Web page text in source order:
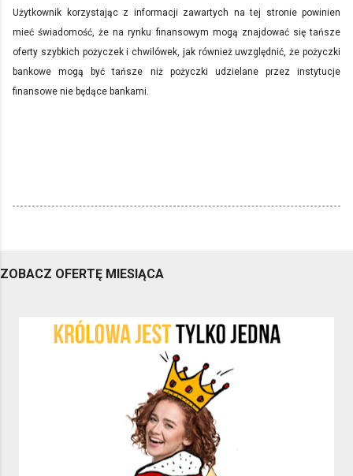
Użytkownik korzystając z informacji zawartych na tej stronie powinien
mieć świadomość, że na rynku finansowym mogą znajdować się tańsze
oferty szybkich pożyczek i chwilówek, jak również uwzględnić, że pożyczki
bankowe mogą być tańsze niż pożyczki udzielane przez instytucje
finansowe nie będące bankami.
ZOBACZ OFERTĘ MIESIĄCA